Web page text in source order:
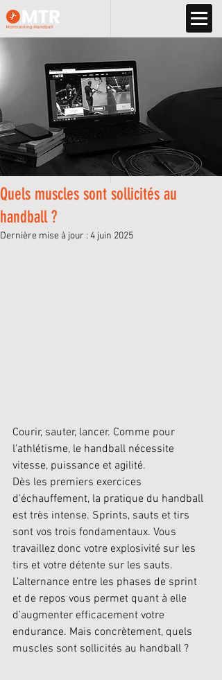
Quels muscles sont sollicités au
handball ?
Dernière mise à jour : 4 juin 2025
Courir, sauter, lancer. Comme pour
l'athlétisme, le handball nécessite
vitesse, puissance et agilité.
Dès les premiers exercices
d'échauffement, la pratique du handball
est très intense. Sprints, sauts et tirs
sont vos trois fondamentaux. Vous
travaillez donc votre explosivité sur les
tirs et votre détente sur les sauts.
L’alternance entre les phases de sprint
et de repos vous permet quant à elle
d’augmenter efficacement votre
endurance. Mais concrètement, quels
muscles sont sollicités au handball ?